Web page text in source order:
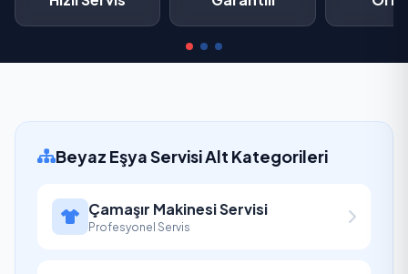
Beyaz Eşya Servisi Alt Kategorileri
Çamaşır Makinesi Servisi
Profesyonel Servis